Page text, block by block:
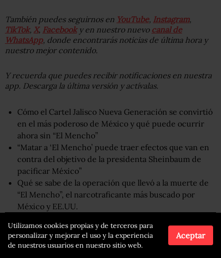
También puedes seguirnos en YouTube, Instagram,
TikTok, X, Facebooky en nuestro nuevo canal de
WhatsApp, donde encontrarás noticias de última hora y
nuestro mejor contenido.
Y recuerda que puedes recibir notificaciones en nuestra
app. Descarga la última versión y actívalas.
Cómo el Cartel Jalisco Nueva Generación se convirtió
en el más poderoso de México y qué puede ocurrir
ahora sin “El Mencho”
“Matar a ‘El Mencho’ puede traer efectos que van en
contra del objetivo de la presidenta Sheinbaum de
pacificar México”
Qué se sabe de la operación que llevó a la muerte de
“El Mencho”, el narcotraficante más buscado por
México y EE.UU.
Compartir Leer después
Utilizamos cookies propias y de terceros para
personalizar y mejorar el uso y la experiencia
de nuestros usuarios en nuestro sitio web.
Aceptar